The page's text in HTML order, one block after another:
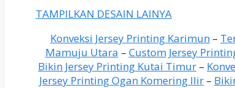
TAMPILKAN DESAIN LAINYA
Konveksi Jersey Printing Karimun –
Mamuju Utara – Custom Jersey
Bikin Jersey Printing Kutai Timur –
Jersey Printing Ogan Komering Ilir –